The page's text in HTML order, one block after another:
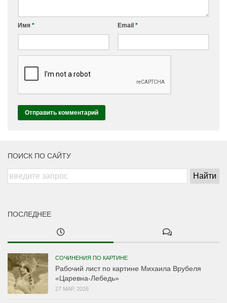
Имя * Email *
ПОИСК ПО САЙТУ
ПОСЛЕДНЕЕ
СОЧИНЕНИЯ ПО КАРТИНЕ
Рабочий лист по картине Михаила Врубеля
«Царевна-Лебедь»
27 МАР, 2026